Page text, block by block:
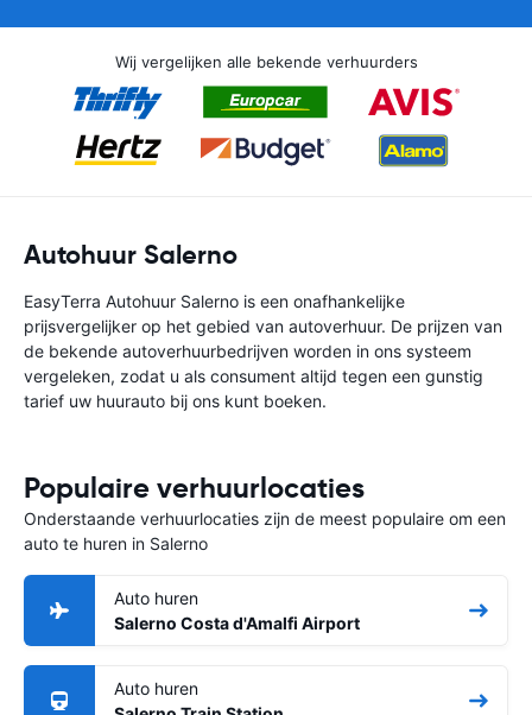
Wij vergelijken alle bekende verhuurders
Autohuur Salerno
EasyTerra Autohuur Salerno is een onafhankelijke
prijsvergelijker op het gebied van autoverhuur. De prijzen van
de bekende autoverhuurbedrijven worden in ons systeem
vergeleken, zodat u als consument altijd tegen een gunstig
tarief uw huurauto bij ons kunt boeken.
Populaire verhuurlocaties
Onderstaande verhuurlocaties zijn de meest populaire om een
auto te huren in Salerno
Auto huren
Salerno Costa d'Amalfi Airport
Auto huren